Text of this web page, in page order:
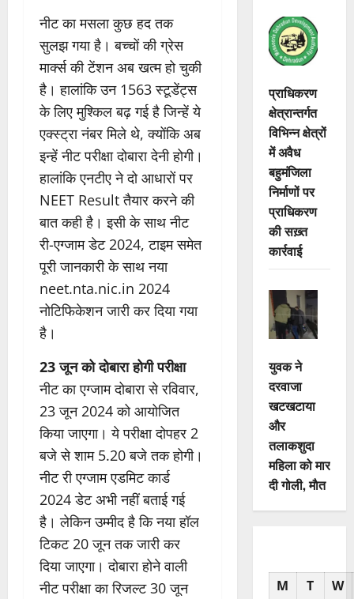
नीट का मसला कुछ हद तक
सुलझ गया है। बच्चों की ग्रेस
मार्क्स की टेंशन अब खत्म हो चुकी
है। हालांकि उन 1563 स्टूडेंट्स
के लिए मुश्किल बढ़ गई है जिन्हें ये
एक्स्ट्रा नंबर मिले थे, क्योंकि अब
इन्हें नीट परीक्षा दोबारा देनी होगी।
हालांकि एनटीए ने दो आधारों पर
NEET Result तैयार करने की
बात कही है। इसी के साथ नीट
री-एग्जाम डेट 2024, टाइम समेत
पूरी जानकारी के साथ नया
neet.nta.nic.in 2024
नोटिफिकेशन जारी कर दिया गया
है।
23 जून को दोबारा होगी परीक्षा
नीट का एग्जाम दोबारा से रविवार,
23 जून 2024 को आयोजित
किया जाएगा। ये परीक्षा दोपहर 2
बजे से शाम 5.20 बजे तक होगी।
नीट री एग्जाम एडमिट कार्ड
2024 डेट अभी नहीं बताई गई
है। लेकिन उम्मीद है कि नया हॉल
टिकट 20 जून तक जारी कर
दिया जाएगा। दोबारा होने वाली
नीट परीक्षा का रिजल्ट 30 जून
प्राधिकरण
क्षेत्रान्तर्गत
विभिन्न क्षेत्रों
में अवैध
बहुमंजिला
निर्माणों पर
प्राधिकरण
की सख़्त
कार्रवाई
युवक ने
दरवाजा
खटखटाया
और
तलाकशुदा
महिला को मार
दी गोली, माैत
M T W